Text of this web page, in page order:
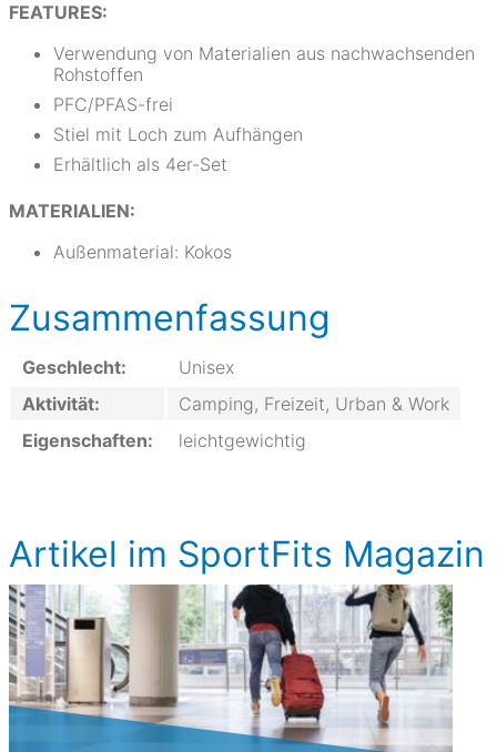
FEATURES:
Verwendung von Materialien aus nachwachsenden
Rohstoffen
PFC/PFAS-frei
Stiel mit Loch zum Aufhängen
Erhältlich als 4er-Set
MATERIALIEN:
Außenmaterial: Kokos
Zusammenfassung
Geschlecht:
Unisex
Aktivität:
Camping, Freizeit, Urban & Work
Eigenschaften:
leichtgewichtig
Artikel im SportFits Magazin